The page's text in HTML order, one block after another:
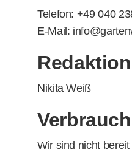
Telefon: +49 040
E-Mail:
Nikita Weiß
Wir sind nicht